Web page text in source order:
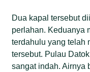
Dua kapal tersebut
perlahan. Keduanya
terdahulu yang telah
tersebut. Pulau
sangat indah. Airnya